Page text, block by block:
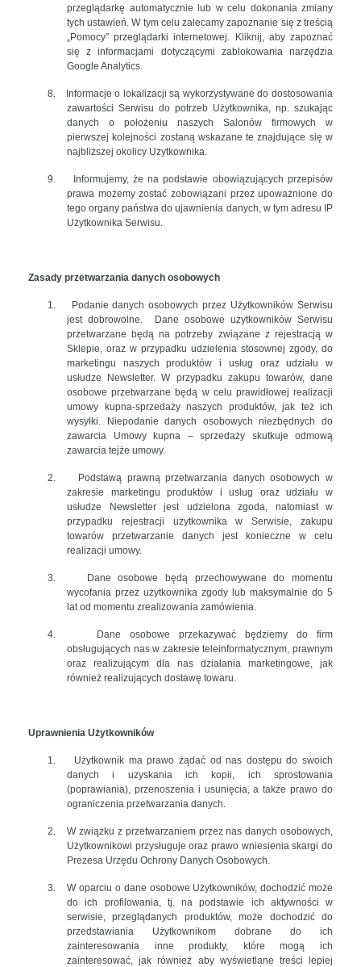
przeglądarkę automatycznie lub w celu dokonania zmiany
tych ustawień. W tym celu zalecamy zapoznanie się z treścią
„Pomocy” przeglądarki internetowej. Kliknij, aby zapoznać
się z informacjami dotyczącymi zablokowania narzędzia
Google Analytics.
8.
Informacje o lokalizacji są wykorzystywane do dostosowania
zawartości Serwisu do potrzeb Użytkownika, np. szukając
danych o położeniu naszych Salonów firmowych w
pierwszej kolejności zostaną wskazane te znajdujące się w
najbliższej okolicy Użytkownika.
9.
Informujemy, że na podstawie obowiązujących przepisów
prawa możemy zostać zobowiązani przez upoważnione do
tego organy państwa do ujawnienia danych, w tym adresu IP
Użytkownika Serwisu.
Zasady przetwarzania danych osobowych
1.
Podanie danych osobowych przez Użytkowników Serwisu
jest dobrowolne. Dane osobowe użytkowników Serwisu
przetwarzane będą na potrzeby związane z rejestracją w
Sklepie, oraz w przypadku udzielenia stosownej zgody, do
marketingu naszych produktów i usług oraz udziału w
usłudze Newsletter. W przypadku zakupu towarów, dane
osobowe przetwarzane będą w celu prawidłowej realizacji
umowy kupna-sprzedaży naszych produktów, jak też ich
wysyłki. Niepodanie danych osobowych niezbędnych do
zawarcia Umowy kupna – sprzedaży skutkuje odmową
zawarcia tejże umowy.
2.
Podstawą prawną przetwarzania danych osobowych w
zakresie marketingu produktów i usług oraz udziału w
usłudze Newsletter jest udzielona zgoda, natomiast w
przypadku rejestracji użytkownika w Serwisie, zakupu
towarów przetwarzanie danych jest konieczne w celu
realizacji umowy.
3.
Dane osobowe będą przechowywane do momentu
wycofania przez użytkownika zgody lub maksymalnie do 5
lat od momentu zrealizowania zamówienia.
4.
Dane osobowe przekazywać będziemy do firm
obsługujących nas w zakresie teleinformatycznym, prawnym
oraz realizującym dla nas działania marketingowe, jak
również realizujących dostawę towaru.
Uprawnienia Użytkowników
1.
Użytkownik ma prawo żądać od nas dostępu do swoich
danych i uzyskania ich kopii, ich sprostowania
(poprawiania), przenoszenia i usunięcia, a także prawo do
ograniczenia przetwarzania danych.
2.
W związku z przetwarzaniem przez nas danych osobowych,
Użytkownikowi przysługuje oraz prawo wniesienia skargi do
Prezesa Urzędu Ochrony Danych Osobowych.
3.
W oparciu o dane osobowe Użytkowników, dochodzić może
do ich profilowania, tj. na podstawie ich aktywności w
serwisie, przeglądanych produktów, może dochodzić do
przedstawiania Użytkownikom dobrane do ich
zainteresowania inne produkty, które mogą ich
zainteresować, jak również aby wyświetlane treści lepiej